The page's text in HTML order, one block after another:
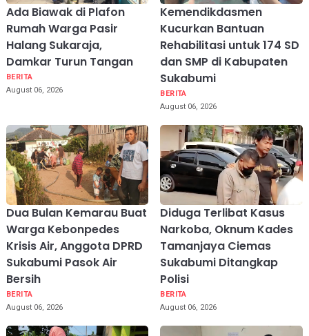
Ada Biawak di Plafon
Rumah Warga Pasir
Halang Sukaraja,
Damkar Turun Tangan
BERITA
August 06, 2026
Kemendikdasmen
Kucurkan Bantuan
Rehabilitasi untuk 174 SD
dan SMP di Kabupaten
Sukabumi
BERITA
August 06, 2026
Dua Bulan Kemarau Buat
Warga Kebonpedes
Krisis Air, Anggota DPRD
Sukabumi Pasok Air
Bersih
BERITA
August 06, 2026
Diduga Terlibat Kasus
Narkoba, Oknum Kades
Tamanjaya Ciemas
Sukabumi Ditangkap
Polisi
BERITA
August 06, 2026